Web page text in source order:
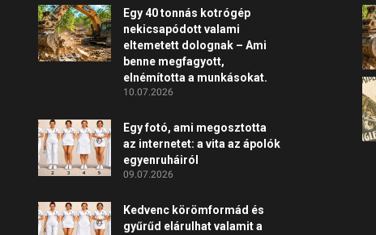
Egy 40 tonnás kotrógép
nekicsapódott valami
eltemetett dolognak – Ami
benne megfagyott,
elnémította a munkásokat.
10.07.2026
Egy fotó, ami megosztotta
az internetet: a vita az ápolók
egyenruháiról
09.07.2026
Kedvenc körömformád és
gyűrűd elárulhat valamit a